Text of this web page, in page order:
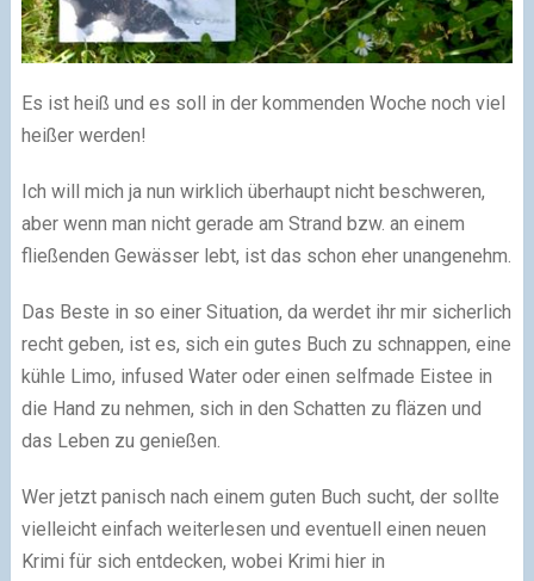
Es ist heiß und es soll in der kommenden Woche noch viel
heißer werden!
Ich will mich ja nun wirklich überhaupt nicht beschweren,
aber wenn man nicht gerade am Strand bzw. an einem
fließenden Gewässer lebt, ist das schon eher unangenehm.
Das Beste in so einer Situation, da werdet ihr mir sicherlich
recht geben, ist es, sich ein gutes Buch zu schnappen, eine
kühle Limo, infused Water oder einen selfmade Eistee in
die Hand zu nehmen, sich in den Schatten zu fläzen und
das Leben zu genießen.
Wer jetzt panisch nach einem guten Buch sucht, der sollte
vielleicht einfach weiterlesen und eventuell einen neuen
Krimi für sich entdecken, wobei Krimi hier in